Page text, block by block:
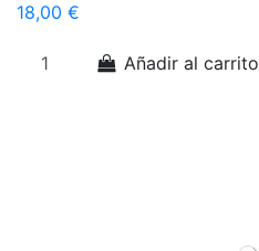
18,00 €
Añadir al carrito